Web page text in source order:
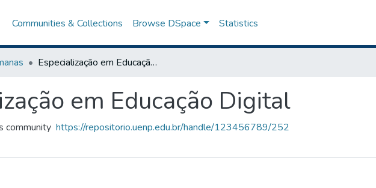
Communities & Collections Browse DSpace Statistics
Especialização em Educação Digital
em Educação Digital
community https://repositorio.uenp.edu.br/handle/123456789/252